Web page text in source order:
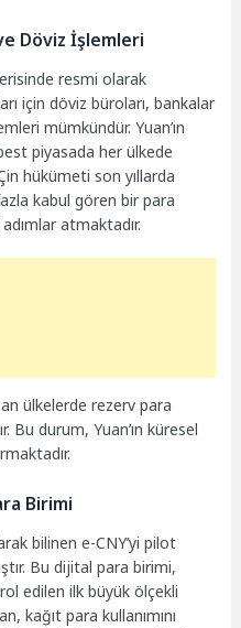
Döviz İşlemleri
resmi olarak
için döviz büroları, bankalar
mümkündür. Yuan’ın
piyasada her ülkede
hükümeti son yıllarda
kabul gören bir para
atmaktadır.
ülkelerde rezerv para
Bu durum, Yuan’ın küresel
Birimi
bilinen e-CNY’yi pilot
Bu dijital para birimi,
edilen ilk büyük ölçekli
kağıt para kullanımını